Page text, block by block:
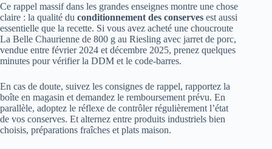
Ce rappel massif dans les grandes enseignes montre une chose
claire : la qualité du conditionnement des conserves est aussi
essentielle que la recette. Si vous avez acheté une choucroute
La Belle Chaurienne de 800 g au Riesling avec jarret de porc,
vendue entre février 2024 et décembre 2025, prenez quelques
minutes pour vérifier la DDM et le code-barres.
En cas de doute, suivez les consignes de rappel, rapportez la
boîte en magasin et demandez le remboursement prévu. En
parallèle, adoptez le réflexe de contrôler régulièrement l’état
de vos conserves. Et alternez entre produits industriels bien
choisis, préparations fraîches et plats maison.